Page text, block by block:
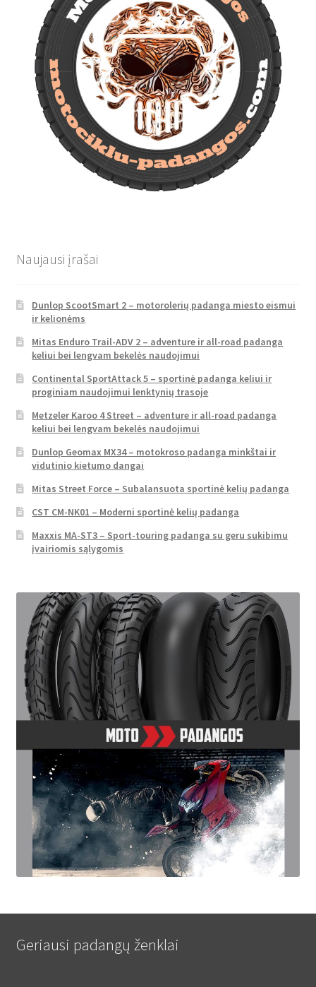
Naujausi įrašai
Dunlop ScootSmart 2 – motorolerių padanga miesto eismui
ir kelionėms
Mitas Enduro Trail-ADV 2 – adventure ir all-road padanga
keliui bei lengvam bekelės naudojimui
Continental SportAttack 5 – sportinė padanga keliui ir
proginiam naudojimui lenktynių trasoje
Metzeler Karoo 4 Street – adventure ir all-road padanga
keliui bei lengvam bekelės naudojimui
Dunlop Geomax MX34 – motokroso padanga minkštai ir
vidutinio kietumo dangai
Mitas Street Force – Subalansuota sportinė kelių padanga
CST CM-NK01 – Moderni sportinė kelių padanga
Maxxis MA-ST3 – Sport-touring padanga su geru sukibimu
įvairiomis sąlygomis
Geriausi padangų ženklai